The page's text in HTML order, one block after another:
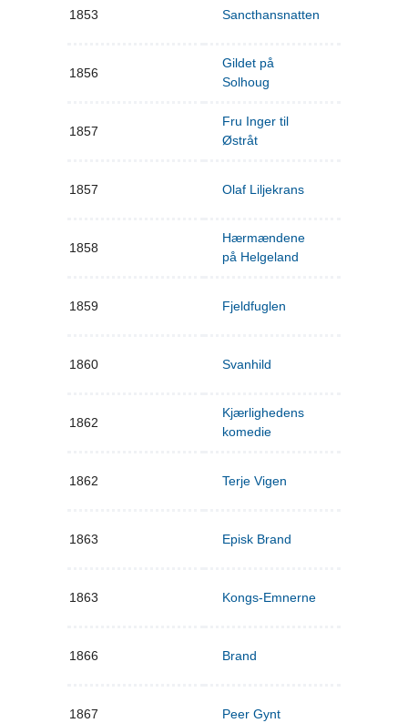
1853 Sancthansnatten
1856
Gildet på
Solhoug
1857
Fru Inger til
Østråt
1857 Olaf Liljekrans
1858
Hærmændene
på Helgeland
1859 Fjeldfuglen
1860 Svanhild
1862
Kjærlighedens
komedie
1862 Terje Vigen
1863 Episk Brand
1863 Kongs-Emnerne
1866 Brand
1867 Peer Gynt